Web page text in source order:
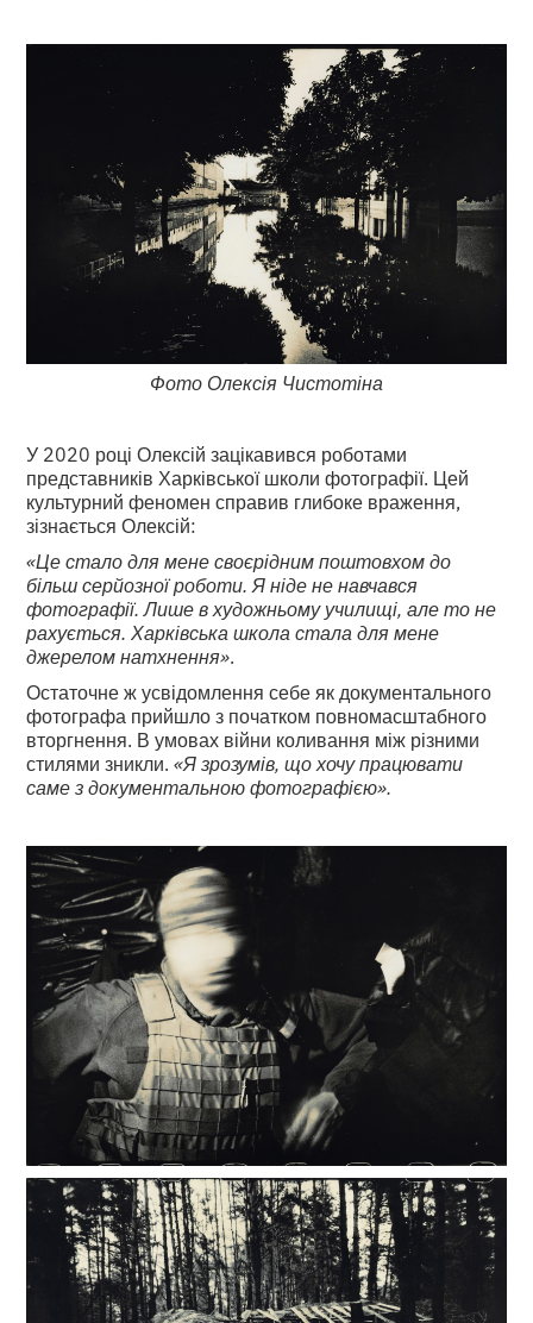
Фото Олексія Чистотіна
У 2020 році Олексій зацікавився роботами
представників Харківської школи фотографії. Цей
культурний феномен справив глибоке враження,
зізнається Олексій:
«Це стало для мене своєрідним поштовхом до
більш серйозної роботи. Я ніде не навчався
фотографії. Лише в художньому училищі, але то не
рахується. Харківська школа стала для мене
джерелом натхнення».
Остаточне ж усвідомлення себе як документального
фотографа прийшло з початком повномасштабного
вторгнення. В умовах війни коливання між різними
стилями зникли.«Я зрозумів, що хочу працювати
саме з документальною фотографією».